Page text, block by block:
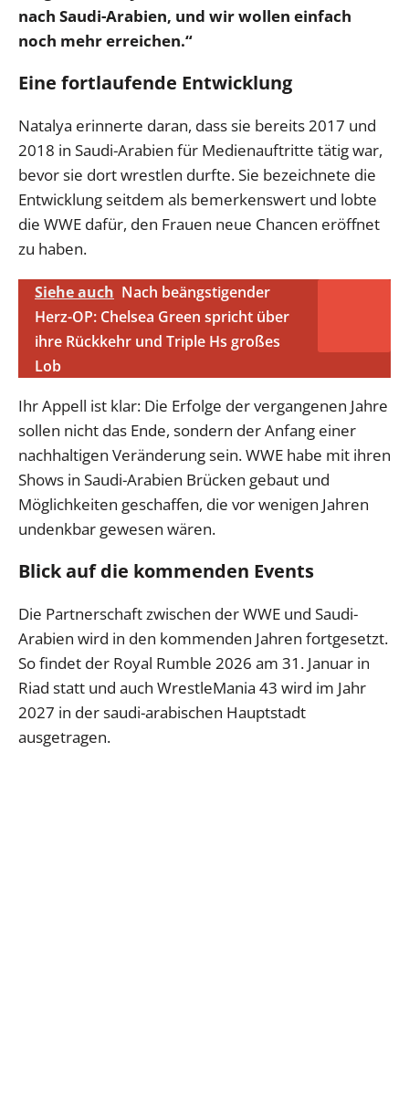
nach Saudi-Arabien, und wir wollen einfach
noch mehr erreichen.“
Eine fortlaufende Entwicklung
Natalya erinnerte daran, dass sie bereits 2017 und
2018 in Saudi-Arabien für Medienauftritte tätig war,
bevor sie dort wrestlen durfte. Sie bezeichnete die
Entwicklung seitdem als bemerkenswert und lobte
die WWE dafür, den Frauen neue Chancen eröffnet
zu haben.
Siehe auch Nach beängstigender
Herz-OP: Chelsea Green spricht über
ihre Rückkehr und Triple Hs großes
Lob
Ihr Appell ist klar: Die Erfolge der vergangenen Jahre
sollen nicht das Ende, sondern der Anfang einer
nachhaltigen Veränderung sein. WWE habe mit ihren
Shows in Saudi-Arabien Brücken gebaut und
Möglichkeiten geschaffen, die vor wenigen Jahren
undenkbar gewesen wären.
Blick auf die kommenden Events
Die Partnerschaft zwischen der WWE und Saudi-
Arabien wird in den kommenden Jahren fortgesetzt.
So findet der Royal Rumble 2026 am 31. Januar in
Riad statt und auch WrestleMania 43 wird im Jahr
2027 in der saudi-arabischen Hauptstadt
ausgetragen.